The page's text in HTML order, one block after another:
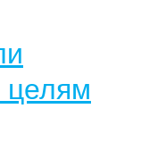
целям